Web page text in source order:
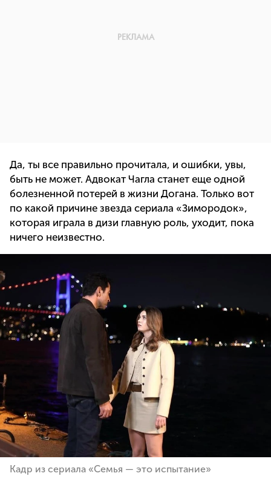
Да, ты все правильно прочитала, и ошибки, увы,
быть не может. Адвокат Чагла станет еще одной
болезненной потерей в жизни Догана. Только вот
по какой причине звезда сериала «Зимородок»,
которая играла в дизи главную роль, уходит, пока
ничего неизвестно.
Кадр из сериала «Семья — это испытание»